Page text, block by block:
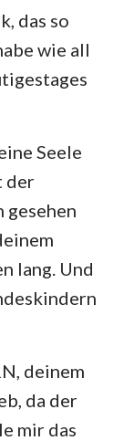
das so
wie all
Seele
der
gesehen
lang. Und
deinem
da der
mir das